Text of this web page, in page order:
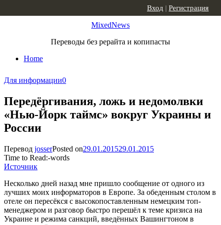
MixedNews
Переводы без рерайта и копипасты
Home
Вход | Регистрация
Для информации0
Передёргивания, ложь и недомолвки
«Нью-Йорк таймс» вокруг Украины и
России
Перевод josserPosted on29.01.201529.01.2015
Time to Read:-words
Источник
Несколько дней назад мне пришло сообщение от одного из
лучших моих информаторов в Европе. За обеденным столом в
отеле он пересёкся с высокопоставленным немецким топ-
менеджером и разговор быстро перешёл к теме кризиса на
Украине и режима санкций, введённых Вашингтоном в